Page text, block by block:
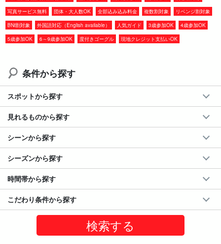
おすすめポイント
◆写真データ無料付き
◆ツアー備品無料レンタル付き
◆参加日の前日18:00まで
写真サービス無料
団体・大人数OK 全部込み込み料金 複数割対象
リベンジ割対象
BNi割対象
外国語対応（English available） 人気ガイド 3歳参加OK
4歳参加OK
5歳参加OK
6～9歳参加OK 度付きゴーグル 現地クレジット支払いOK
条件から探す
スポットから探す
見れるものから探す
シーンから探す
シーズンから探す
時間帯から探す
こだわり条件から探す